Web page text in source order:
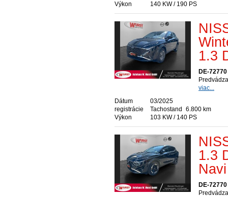
Výkon
140 KW / 190 PS
1.3
DE-
viac...
Dátum
registrácie
03/2025
Tachostand
6.800 km
Výkon
103 KW / 140 PS
1.3
DE-